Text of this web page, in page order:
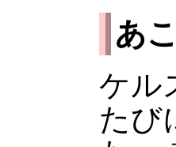
あ
ケル
たび